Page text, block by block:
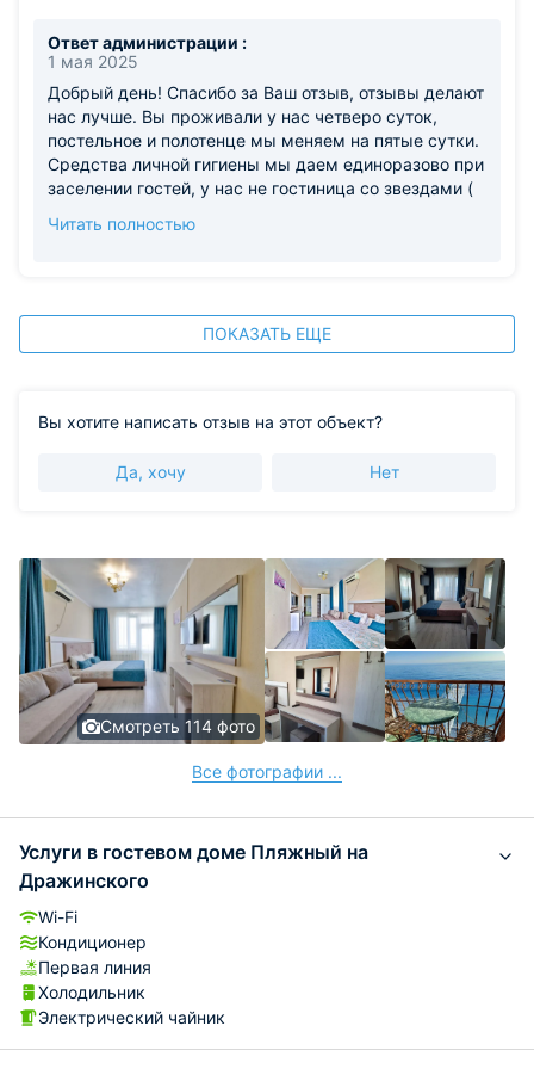
проживания и нам дали)
Ответ администрации :
1 мая 2025
Добрый день! Спасибо за Ваш отзыв, отзывы делают
нас лучше. Вы проживали у нас четверо суток,
постельное и полотенце мы меняем на пятые сутки.
Средства личной гигиены мы даем единоразово при
заселении гостей, у нас не гостиница со звездами (
гигиены каждый день), а гостевой дом. Конечно не
Читать полностью
ПОКАЗАТЬ ЕЩЕ
Вы хотите написать отзыв на этот объект?
Да, хочу Нет
Смотреть 114 фото
Все фотографии ...
Услуги в гостевом доме Пляжный на
Дражинского
Wi-Fi
Кондиционер
Первая линия
Холодильник
Электрический чайник